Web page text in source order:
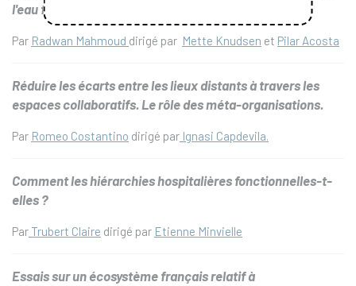
l'eau face à la rareté.
Par Radwan Mahmoud dirigé par Mette Knudsen et Pilar Acosta
Réduire les écarts entre les lieux distants à travers les
espaces collaboratifs. Le rôle des méta-organisations.
Par Romeo Costantino dirigé par Ignasi Capdevila.
Comment les hiérarchies hospitalières fonctionnelles-t-
elles ?
Par Trubert Claire dirigé par Etienne Minvielle
Essais sur un écosystème français relatif à